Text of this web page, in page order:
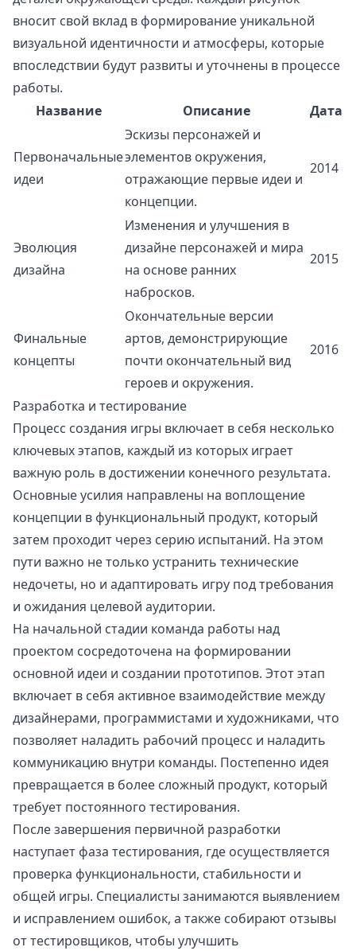
вносит свой вклад в формирование уникальной
визуальной идентичности и атмосферы, которые
впоследствии будут развиты и уточнены в процессе
работы.
Название
Описание Дата
Первоначальные
идеи
Эскизы персонажей и
элементов окружения,
отражающие первые идеи и
концепции.
2014
Эволюция
дизайна
Изменения и улучшения в
дизайне персонажей и мира
на основе ранних
набросков.
2015
Финальные
концепты
Окончательные версии
артов, демонстрирующие
почти окончательный вид
героев и окружения.
2016
Разработка и тестирование
Процесс создания игры включает в себя несколько
ключевых этапов, каждый из которых играет
важную роль в достижении конечного результата.
Основные усилия направлены на воплощение
концепции в функциональный продукт, который
затем проходит через серию испытаний. На этом
пути важно не только устранить технические
недочеты, но и адаптировать игру под требования
и ожидания целевой аудитории.
На начальной стадии команда работы над
проектом сосредоточена на формировании
основной идеи и создании прототипов. Этот этап
включает в себя активное взаимодействие между
дизайнерами, программистами и художниками, что
позволяет наладить рабочий процесс и наладить
коммуникацию внутри команды. Постепенно идея
превращается в более сложный продукт, который
требует постоянного тестирования.
После завершения первичной разработки
наступает фаза тестирования, где осуществляется
проверка функциональности, стабильности и
общей игры. Специалисты занимаются выявлением
и исправлением ошибок, а также собирают отзывы
от тестировщиков, чтобы улучшить